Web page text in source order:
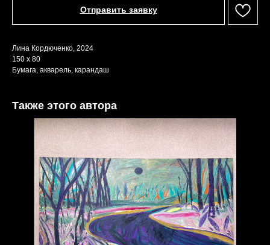
Отправить заявку
Лина Кордюченко, 2024
150 х 80
Бумага, акварель, карандаш
Также этого автора